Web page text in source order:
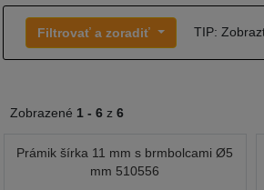
Filtrovať a zoradiť TIP:
Zobrazené 1 - 6 z 6
Prámik šírka 11 mm s brmbolcami Ø5
mm 510556